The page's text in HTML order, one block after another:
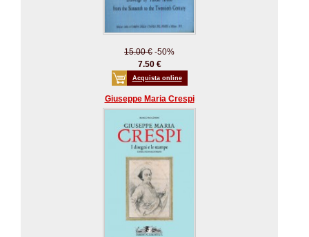
15.00 € -50%
7.50 €
Acquista online
Giuseppe Maria Crespi